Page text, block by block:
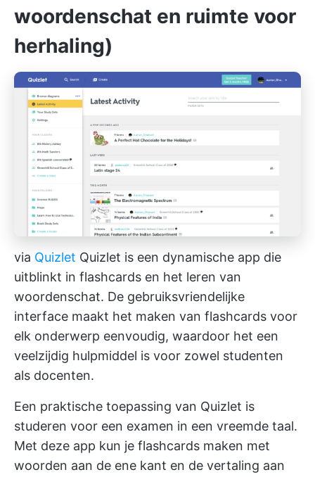
woordenschat en ruimte voor
herhaling)
via Quizlet Quizlet is een dynamische app die
uitblinkt in flashcards en het leren van
woordenschat. De gebruiksvriendelijke
interface maakt het maken van flashcards voor
elk onderwerp eenvoudig, waardoor het een
veelzijdig hulpmiddel is voor zowel studenten
als docenten.
Een praktische toepassing van Quizlet is
studeren voor een examen in een vreemde taal.
Met deze app kun je flashcards maken met
woorden aan de ene kant en de vertaling aan